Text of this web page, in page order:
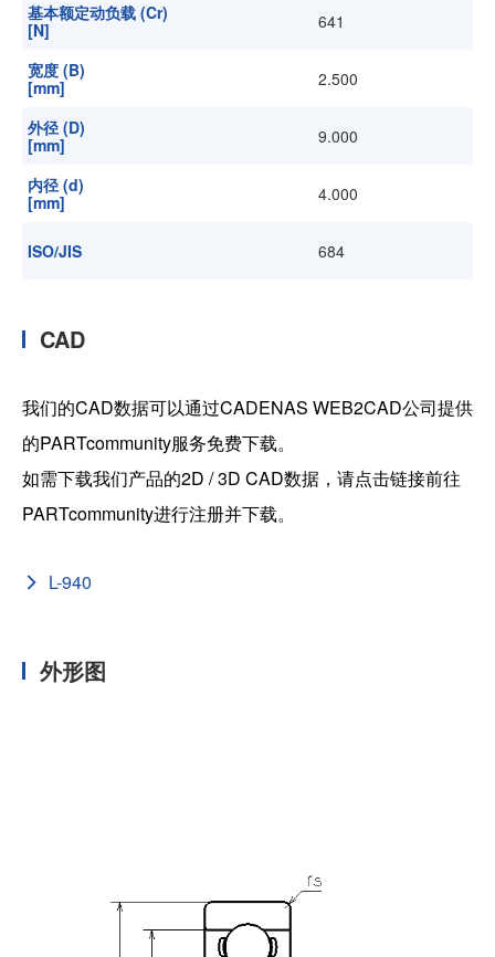
基本额定动负载 (Cr)
[N]
641
宽度 (B)
[mm]
2.500
外径 (D)
[mm]
9.000
内径 (d)
[mm]
4.000
ISO/JIS 684
CAD
我们的CAD数据可以通过CADENAS WEB2CAD公司提供
的PARTcommunity服务免费下载。
如需下载我们产品的2D / 3D CAD数据，请点击链接前往
PARTcommunity进行注册并下载。
L-940
外形图